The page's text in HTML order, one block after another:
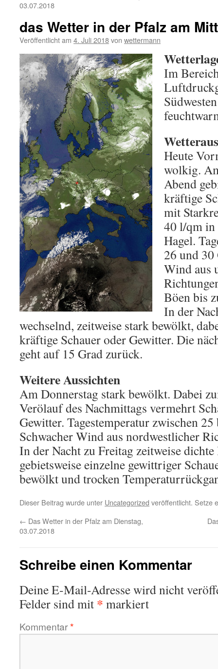
03.07.2018
das Wetter in der Pfalz am
Veröffentlicht am 4. Juli 2018von wettermann
Im
Heute
wolkig.
Abend
kräftige
mit
40 l/qm in
Hagel.
26 und 30
Wind aus
Böen bis
In der
wechselnd, zeitweise stark bewölkt,
kräftige Schauer oder Gewitter. Die
geht auf 15 Grad zurück.
Weitere Aussichten
Am Donnerstag stark bewölkt. Dabei
Verölauf des Nachmittags vermehrt
Gewitter. Tagestemperatur zwischen
Schwacher Wind aus nordwestlicher
In der Nacht zu Freitag zeitweise
gebietsweise einzelne gewittriger
bewölkt und trocken
Dieser Beitrag wurde unter Uncategorized veröffentlicht. Setze
← Das Wetter in der Pfalz am Dienstag,
03.07.2018
Schreibe einen Kommentar
Deine E-Mail-Adresse wird nicht
Felder sind mit * markiert
Kommentar*